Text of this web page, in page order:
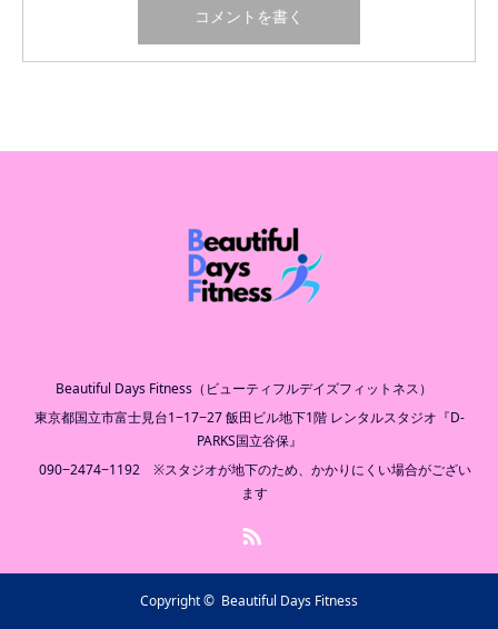
Beautiful Days Fitness（ビューティフルデイズフィットネス）
東京都国立市富士見台1−17−27 飯田ビル地下1階 レンタルスタジオ『D-
PARKS国立谷保』
090−2474−1192 ※スタジオが地下のため、かかりにくい場合がござい
ます
Copyright © Beautiful Days Fitness